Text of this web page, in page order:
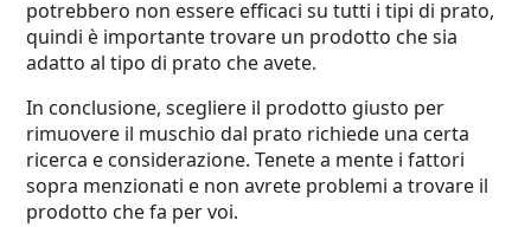
potrebbero non essere efficaci su tutti i tipi di prato,
quindi è importante trovare un prodotto che sia
adatto al tipo di prato che avete.
In conclusione, scegliere il prodotto giusto per
rimuovere il muschio dal prato richiede una certa
ricerca e considerazione. Tenete a mente i fattori
sopra menzionati e non avrete problemi a trovare il
prodotto che fa per voi.